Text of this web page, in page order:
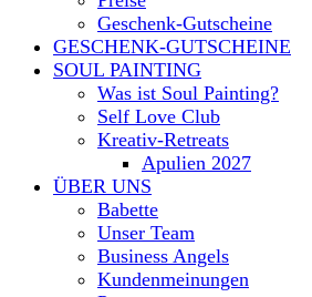
Geschenk-Gutscheine
GESCHENK-GUTSCHEINE
SOUL PAINTING
Was ist Soul Painting?
Self Love Club
Kreativ-Retreats
Apulien 2027
ÜBER UNS
Babette
Unser Team
Business Angels
Kundenmeinungen